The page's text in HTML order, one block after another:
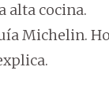
alta cocina.
Michelin.